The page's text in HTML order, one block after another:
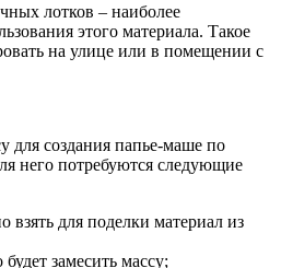
лотков – наиболее
этого материала. Такое
на улице или в помещении с
для создания папье-маше по
него потребуются следующие
для поделки материал из
замесить массу;